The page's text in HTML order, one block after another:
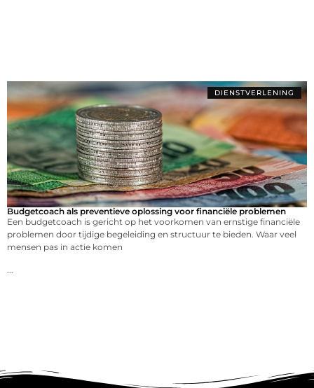
DIENSTVERLENING
Budgetcoach als preventieve oplossing voor financiële problemen
Een budgetcoach is gericht op het voorkomen van ernstige financiële
problemen door tijdige begeleiding en structuur te bieden. Waar veel
mensen pas in actie komen